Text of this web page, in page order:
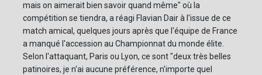
mais on aimerait bien savoir quand même" où la
compétition se tiendra, a réagi Flavian Dair à l'issue de ce
match amical, quelques jours après que l'équipe de France
a manqué l'accession au Championnat du monde élite.
Selon l'attaquant, Paris ou Lyon, ce sont "deux très belles
patinoires, je n'ai aucune préférence, n'importe quel